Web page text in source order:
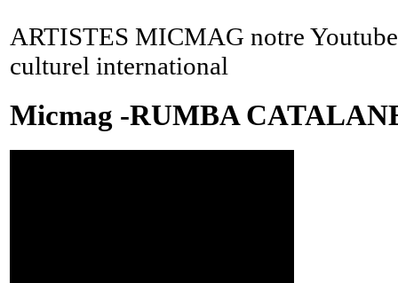
ARTISTES MICMAG notre
culturel international
Micmag -RUMBA